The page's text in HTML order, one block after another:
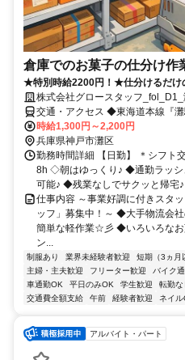
倉庫でのお菓子の仕分け作
★特別時給2200円！★仕分けるだけ
株式会社グロースタッフ_fol_D1_
交通・アクセス ◆東海道本線『
屋駅から徒歩10分』
時給1,300円～2,200円
兵庫県神戸市灘区
勤務時間詳細 【日勤】 ＊シフト
8h ◇朝はゆっくり♪ ◆通勤ラッ
可能♪ ◆残業なしでサクッと帰宅
仕事内容 ～事業好調に付きスタ
ッフ」募集中！～ ◆大手物流会
簡単な軽作業☆彡 ◆いろいろな
ン...
制服あり 業界未経験者歓迎 短期（3ヵ月
主婦・主夫歓迎
フリーター歓迎 バイク
車通勤OK
平日のみOK 学生歓迎 転勤な
交通費全額支給
午前 経験者歓迎 ネイル
アルバイト・パート